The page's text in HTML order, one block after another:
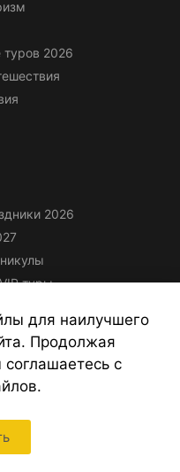
туров 2026
2026
туры
системы
для наилучшего
Продолжая
соглашаетесь с